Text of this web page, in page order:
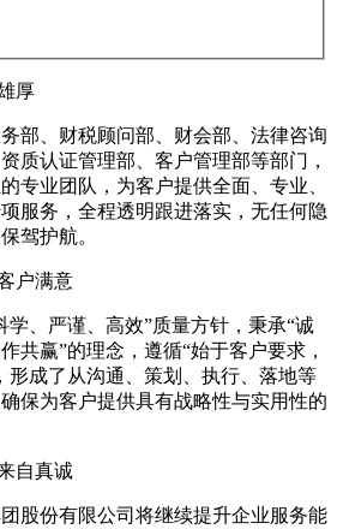
厚
部、财税顾问部、财会部、法律咨询
质认证管理部、客户管理部等部门，
专业团队，为客户提供全面、专业、
服务，全程透明跟进落实，无任何隐
驾护航。
户满意
学、严谨、高效”质量方针，秉承“诚
共赢”的理念，遵循“始于客户要求，
形成了从沟通、策划、执行、落地等
保为客户提供具有战略性与实用性的
自真诚
股份有限公司将继续提升企业服务能